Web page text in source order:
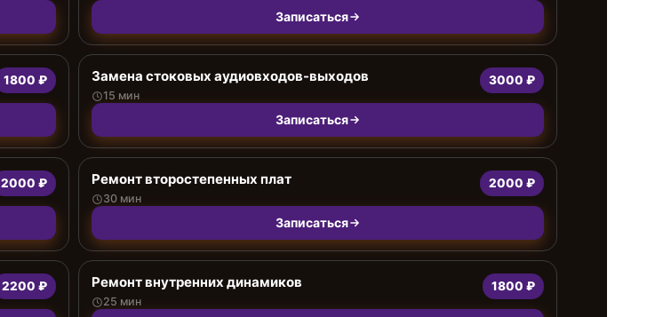
Записаться
1800 ₽ Замена стоковых аудиовходов-выходов
15 мин
3000 ₽
Записаться
2000 ₽ Ремонт второстепенных плат
30 мин
2000 ₽
Записаться
2200 ₽ Ремонт внутренних динамиков
25 мин
1800 ₽